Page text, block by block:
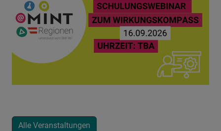
Alle Veranstaltungen